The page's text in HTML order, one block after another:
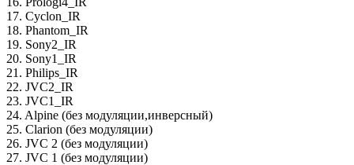
17. Cyclon_IR
18. Phantom_IR
19. Sony2_IR
20. Sony1_IR
21. Philips_IR
22. JVC2_IR
23. JVC1_IR
24. Alpine (без модуляции,инверсный)
25. Clarion (без модуляции)
26. JVC 2 (без модуляции)
27. JVC 1 (без модуляции)